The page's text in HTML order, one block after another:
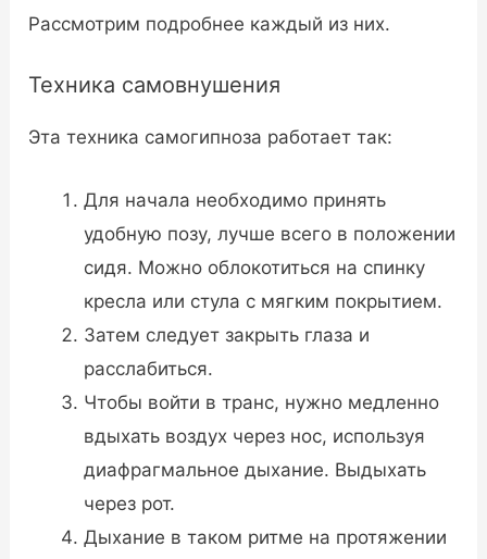
Рассмотрим подробнее каждый из них.
Техника самовнушения
Эта техника самогипноза работает так:
Для начала необходимо принять
удобную позу, лучше всего в положении
сидя. Можно облокотиться на спинку
кресла или стула с мягким покрытием.
Затем следует закрыть глаза и
расслабиться.
Чтобы войти в транс, нужно медленно
вдыхать воздух через нос, используя
диафрагмальное дыхание. Выдыхать
через рот.
Дыхание в таком ритме на протяжении